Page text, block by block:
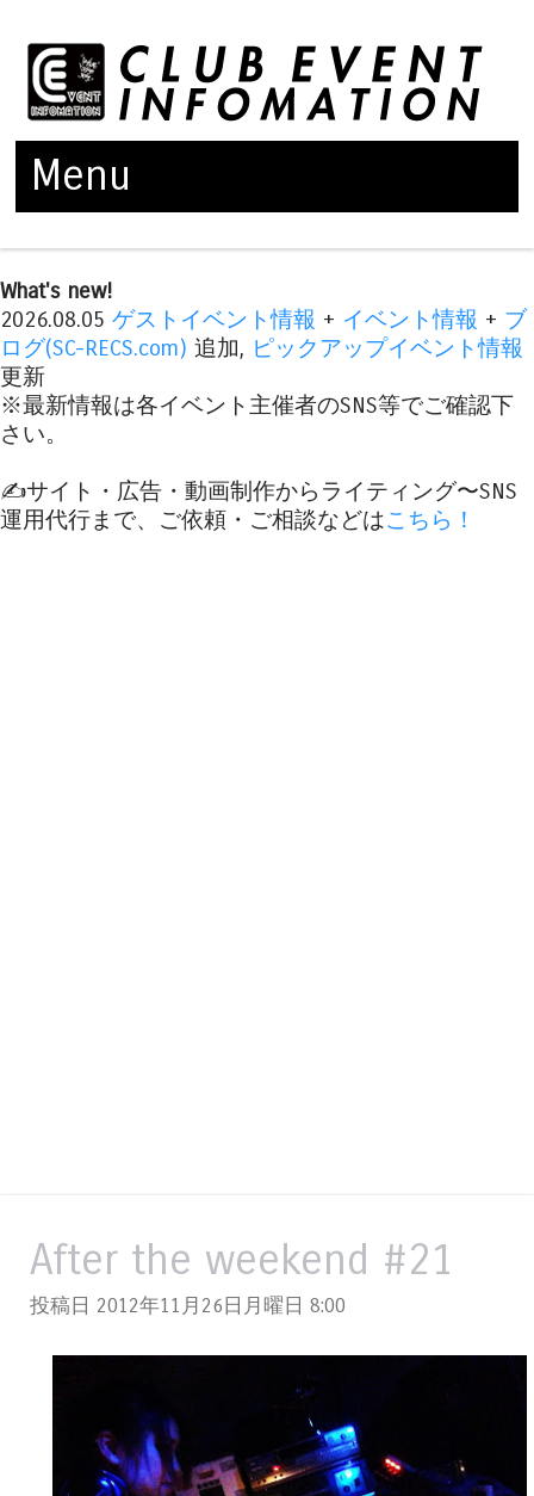
Menu
What's new!
2026.08.05 ゲストイベント情報 + イベント情報 + ブ
ログ(SC-RECS.com) 追加, ピックアップイベント情報
更新
※最新情報は各イベント主催者のSNS等でご確認下
さい。
✍️サイト・広告・動画制作からライティング〜SNS
運用代行まで、ご依頼・ご相談などはこちら！
After the weekend #21
投稿日 2012年11月26日月曜日 8:00